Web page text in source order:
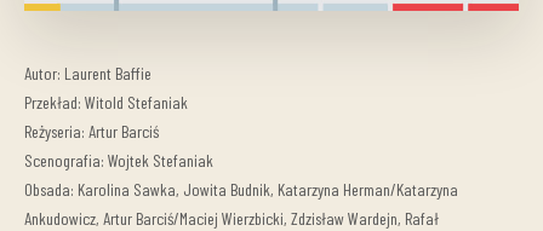
Autor: Laurent Baffie
Przekład: Witold Stefaniak
Reżyseria: Artur Barciś
Scenografia: Wojtek Stefaniak
Obsada: Karolina Sawka, Jowita Budnik, Katarzyna Herman/Katarzyna
Ankudowicz, Artur Barciś/Maciej Wierzbicki, Zdzisław Wardejn, Rafał